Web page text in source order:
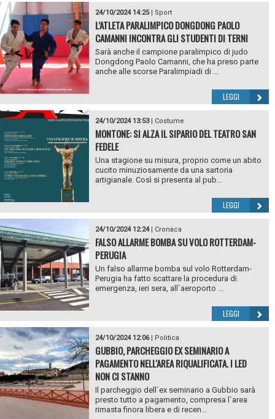
24/10/2024 14:25| Sport
L’ATLETA PARALIMPICO DONGDONG PAOLO
CAMANNI INCONTRA GLI STUDENTI DI TERNI
Sarà anche il campione paralimpico di judo
Dongdong Paolo Camanni, che ha preso parte
anche alle scorse Paralimpiadi di ...
LEGGI
24/10/2024 13:53| Costume
MONTONE: SI ALZA IL SIPARIO DEL TEATRO SAN
FEDELE
Una stagione su misura, proprio come un abito
cucito minuziosamente da una sartoria
artigianale. Così si presenta al pub...
LEGGI
24/10/2024 12:24| Cronaca
FALSO ALLARME BOMBA SU VOLO ROTTERDAM-
PERUGIA
Un falso allarme bomba sul volo Rotterdam-
Perugia ha fatto scattare la procedura di
emergenza, ieri sera, all`aeroporto ...
LEGGI
24/10/2024 12:06| Politica
GUBBIO, PARCHEGGIO EX SEMINARIO A
PAGAMENTO NELL'AREA RIQUALIFICATA. I LED
NON CI STANNO
Il parcheggio dell`ex seminario a Gubbio sarà
presto tutto a pagamento, compresa l`area
rimasta finora libera e di recen...